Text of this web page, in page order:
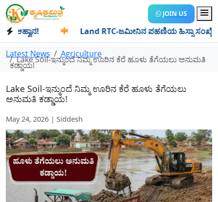
JOIN US
Land RTC-ಜಮೀನಿನ ಪಹಣಿಯ ಹಿಸ್ಸಾ ಸಂಖ್ಯೆ
Latest News Agriculture
Lake Soil-ಇನ್ಮುಂದೆ ನಿಮ್ಮ ಊರಿನ ಕೆರೆ ಹೂಳು ತೆಗೆಯಲು ಅನುಮತಿ
ಕಡ್ಡಾಯ!
Lake Soil-ಇನ್ಮುಂದೆ ನಿಮ್ಮ ಊರಿನ ಕೆರೆ ಹೂಳು ತೆಗೆಯಲು
ಅನುಮತಿ ಕಡ್ಡಾಯ!
May 24, 2026 | Siddesh